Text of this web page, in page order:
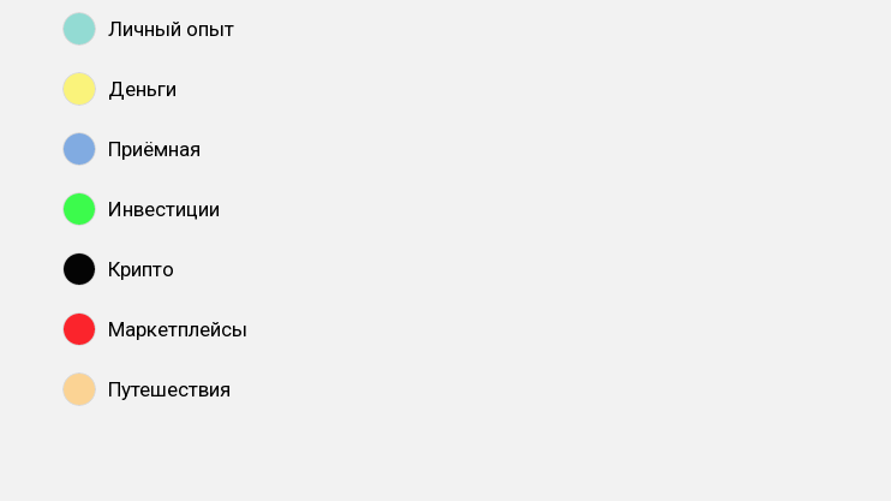
Личный опыт
Деньги
Приёмная
Инвестиции
Крипто
Маркетплейсы
Путешествия